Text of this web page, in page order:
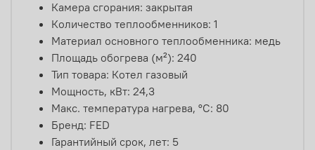
Камера сгорания: закрытая
Количество теплообменников: 1
Материал основного теплообменника: медь
Площадь обогрева (м²): 240
Тип товара: Котел газовый
Мощность, кВт: 24,3
Макс. температура нагрева, °С: 80
Бренд: FED
Гарантийный срок, лет: 5